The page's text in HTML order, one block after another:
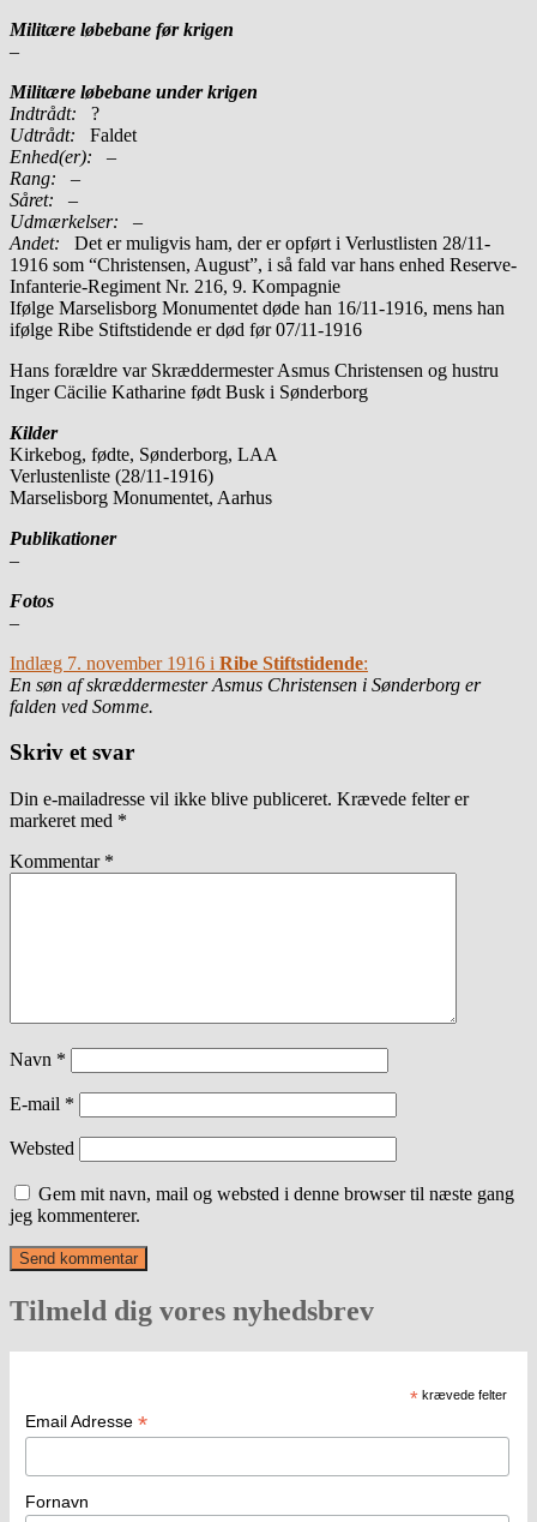
Militære løbebane før krigen
–
Militære løbebane under krigen
Indtrådt: ?
Udtrådt: Faldet
Enhed(er):
–
Rang:
–
Såret: –
Udmærkelser: –
Andet: Det er muligvis ham, der er opført i Verlustlisten 28/11-
1916 som “Christensen, August”, i så fald var hans enhed Reserve-
Infanterie-Regiment Nr. 216, 9. Kompagnie
Ifølge Marselisborg Monumentet døde han 16/11-1916, mens han
ifølge Ribe Stiftstidende er død før 07/11-1916
Hans forældre var Skræddermester Asmus Christensen og hustru
Inger Cäcilie Katharine født Busk i Sønderborg
Kilder
Kirkebog, fødte, Sønderborg, LAA
Verlustenliste (28/11-1916)
Marselisborg Monumentet, Aarhus
Publikationer
–
Fotos
–
Indlæg 7. november 1916 i Ribe Stiftstidende:
En søn af skræddermester Asmus Christensen i Sønderborg er
falden ved Somme.
Skriv et svar
Din e-mailadresse vil ikke blive publiceret. Krævede felter er
markeret med *
Kommentar *
Navn *
E-mail *
Websted
Gem mit navn, mail og websted i denne browser til næste gang
jeg kommenterer.
Tilmeld dig vores nyhedsbrev
* krævede felter
Email Adresse *
Fornavn